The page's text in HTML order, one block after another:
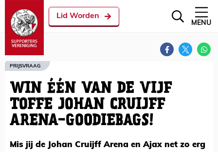
Lid Worden
MENU
PRIJSVRAAG
WIN ÉÉN VAN DE VIJF
TOFFE JOHAN CRUIJFF
ARENA-GOODIEBAGS!
Mis jij de Johan Cruijff Arena en Ajax net zo erg